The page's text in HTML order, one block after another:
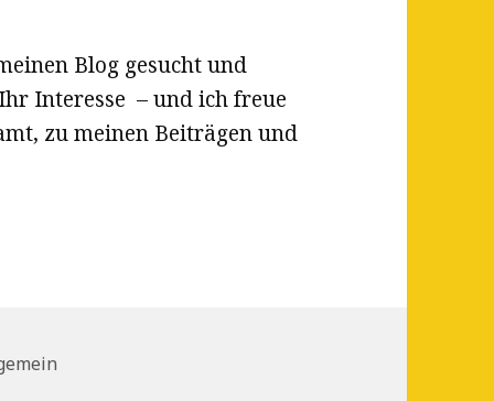
Blog gesucht und
Interesse – und ich freue
zu meinen Beiträgen und